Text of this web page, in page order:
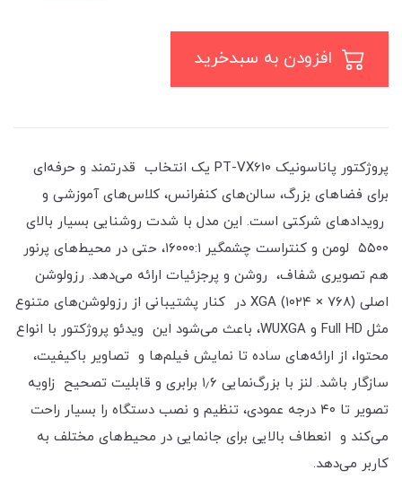
پروژکتور پاناسونیک PT-VX610 یک انتخاب قدرتمند و حرفه‌ای
برای فضاهای بزرگ، سالن‌های کنفرانس، کلاس‌های آموزشی و
رویدادهای شرکتی است. این مدل با شدت روشنایی بسیار بالای
۵۵۰۰ لومن و کنتراست چشمگیر ۱۶۰۰۰:۱، حتی در محیط‌های پرنور
هم تصویری شفاف، روشن و پرجزئیات ارائه می‌دهد. رزولوشن
اصلی XGA (۱۰۲۴ × ۷۶۸) در کنار پشتیبانی از رزولوشن‌های متنوع
مثل Full HD و WUXGA، باعث می‌شود این ویدئو پروژکتور با انواع
محتوا، از ارائه‌های ساده تا نمایش فیلم‌ها و تصاویر باکیفیت،
سازگار باشد. لنز با بزرگ‌نمایی ۱٫۶ برابری و قابلیت تصحیح زاویه
تصویر تا ۴۰ درجه عمودی، تنظیم و نصب دستگاه را بسیار راحت
می‌کند و انعطاف بالایی برای جانمایی در محیط‌های مختلف به
کاربر می‌دهد.